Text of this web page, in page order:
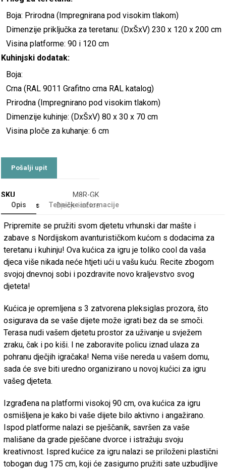
Boja: Prirodna (Impregnirana pod visokim tlakom)
Dimenzije priključka za teretanu: (DxŠxV) 230 x 120 x 200 cm
Visina platforme: 90 i 120 cm
Kuhinjski dodatak:
Boja:
Crna (RAL 9011 Grafitno crna RAL katalog)
Prirodna (Impregnirano pod visokim tlakom)
Dimenzije kuhinje: (DxŠxV) 80 x 30 x 70 cm
Visina ploče za kuhanje: 6 cm
SKU
M8R-GK
Categories
Dječje kućice
Opis Tehničke informacije
Pripremite se pružiti svom djetetu vrhunski dar mašte i
zabave s Nordijskom avanturističkom kućom s dodacima za
teretanu i kuhinju! Ova kućica za igru ​​je toliko cool da vaša
djeca više nikada neće htjeti ući u vašu kuću. Recite zbogom
svojoj dnevnoj sobi i pozdravite novo kraljevstvo svog
djeteta!
Kućica je opremljena s 3 zatvorena pleksiglas prozora, što
osigurava da se vaše dijete može igrati bez da se smoči.
Terasa nudi vašem djetetu prostor za uživanje u svježem
zraku, čak i po kiši. I ne zaboravite policu iznad ulaza za
pohranu dječjih igračaka! Nema više nereda u vašem domu,
sada će sve biti uredno organizirano u novoj kućici za igru ​​
vašeg djeteta.
Izgrađena na platformi visokoj 90 cm, ova kućica za igru ​​
osmišljena je kako bi vaše dijete bilo aktivno i angažirano.
Ispod platforme nalazi se pješčanik, savršen za vaše
mališane da grade pješčane dvorce i istražuju svoju
kreativnost. Ispred kućice za igru ​​nalazi se priloženi plastični
tobogan dug 175 cm, koji će zasigurno pružiti sate uzbudljive